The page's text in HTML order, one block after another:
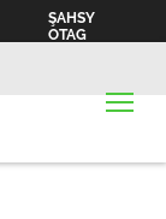
ŞAHSY
OTAG